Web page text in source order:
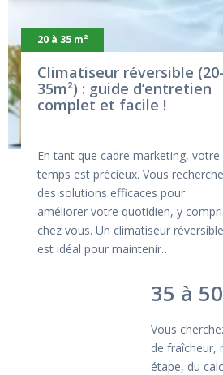
20 à 35 m²
Climatiseur réversible (20-
35m²) : guide d’entretien
complet et facile !
En tant que cadre marketing, votre
temps est précieux. Vous
des solutions efficaces pour
améliorer votre quotidien, y
chez vous. Un climatiseur réversible
est idéal pour maintenir…
35 à
Vous
de fraîcheur,
étape, du